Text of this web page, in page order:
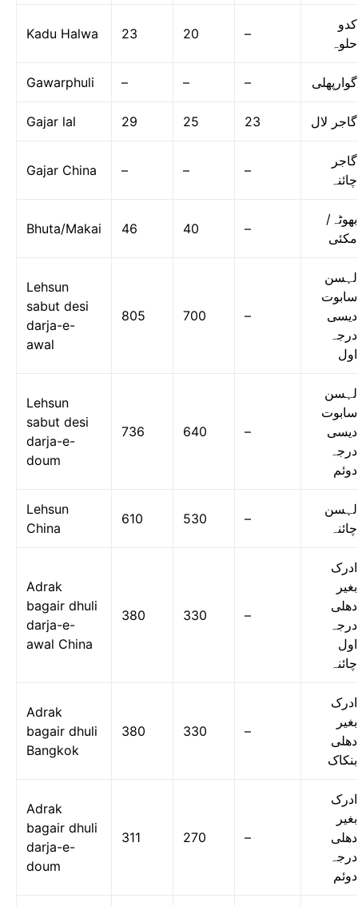
Kadu Halwa 23 20 –
کدو
حلوہ
Gawarphuli – – – گوارپھلی
Gajar lal 29 25 23 گاجر لال
Gajar China – – –
گاجر
چائنہ
Bhuta/Makai 46 40 –
بھوٹہ/
مکئی
Lehsun
sabut desi
darja-e-
awal
805 700 –
لہسن
سابوت
دیسی
درجہ
اول
Lehsun
sabut desi
darja-e-
doum
736 640 –
لہسن
سابوت
دیسی
درجہ
دوئم
Lehsun
China
610 530 –
لہسن
چائنہ
Adrak
bagair dhuli
darja-e-
awal China
380 330 –
ادرک
بغیر
دھلی
درجہ
اول
چائنہ
Adrak
bagair dhuli
Bangkok
380 330 –
ادرک
بغیر
دھلی
بنکاک
Adrak
bagair dhuli
darja-e-
doum
311 270 –
ادرک
بغیر
دھلی
درجہ
دوئم